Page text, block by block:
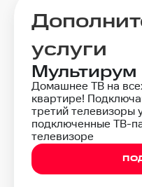
услуги
Мультирум
Домашнее ТВ на
квартире!
третий телевизоры
подключенные ТВ-
телевизоре